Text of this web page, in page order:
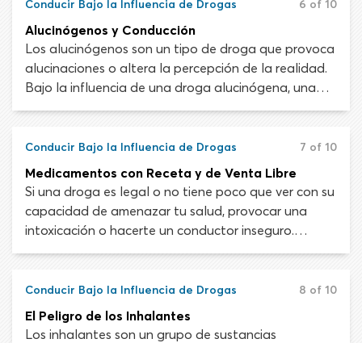
seguridad.
Conducir Bajo la Influencia de Drogas 6 of 10
Alucinógenos y Conducción
Los alucinógenos son un tipo de droga que provoca
alucinaciones o altera la percepción de la realidad.
Bajo la influencia de una droga alucinógena, una
persona puede ver imágenes, escuchar sonidos o
del efecto de alteración mental de la droga.
Consumir alucinógenos afectará de manera severa
prácticamente todas las habilidades mentales y
físicas que necesitas para conducir de forma segura.
Conducir Bajo la Influencia de Drogas 7 of 10
Medicamentos con Receta y de Venta Libre
Si una droga es legal o no tiene poco que ver con su
capacidad de amenazar tu salud, provocar una
intoxicación o hacerte un conductor inseguro.
Muchos medicamentos con receta y de venta libre
afectarán tu capacidad de manejar de forma
segura.
Conducir Bajo la Influencia de Drogas 8 of 10
El Peligro de los Inhalantes
Los inhalantes son un grupo de sustancias